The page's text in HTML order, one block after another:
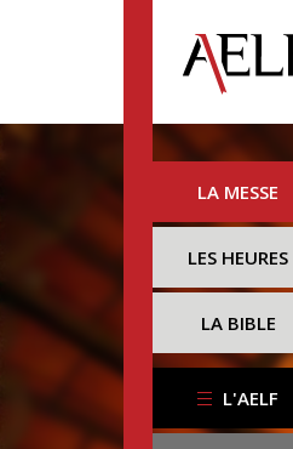
LA MESSE
LES HEURES
LA BIBLE
L'AELF